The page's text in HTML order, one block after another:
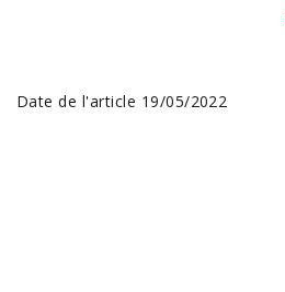
Date de l'article 19/05/2022